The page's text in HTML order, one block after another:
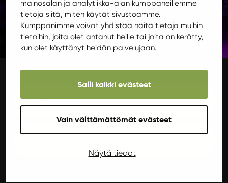
mainosalan ja analytiikka-alan kumppaneillemme
tietoja siitä, miten käytät sivustoamme.
Kumppanimme voivat yhdistää näitä tietoja muihin
tietoihin, joita olet antanut heille tai joita on kerätty,
kun olet käyttänyt heidän palvelujaan.
Salli kaikki evästeet
Vain välttämättömät evästeet
Näytä tiedot
Päivän Lounas